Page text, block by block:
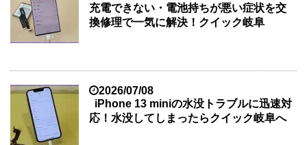
充電できない・電池持ちが悪い症状を交
換修理で一気に解決！クイック岐阜
2026/07/08
iPhone 13 miniの水没トラブルに迅速対
応！水没してしまったらクイック岐阜へ